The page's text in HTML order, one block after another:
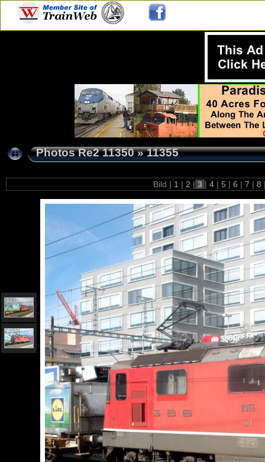
Photos Re2 11350»11355
Bild | 1 | 2 | 3 | 4 | 5 | 6 | 7 | 8